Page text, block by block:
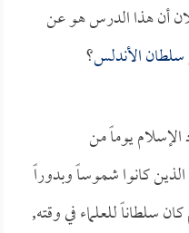
أن هذا الدرس هو عن
سلطان الأندلس؟
يوماً من
كانوا شموساً وبدوراً
سلطاناً للعلماء في وقته,